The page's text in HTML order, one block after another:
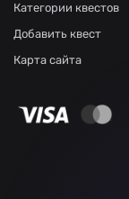
Категории квестов
Добавить квест
Карта сайта